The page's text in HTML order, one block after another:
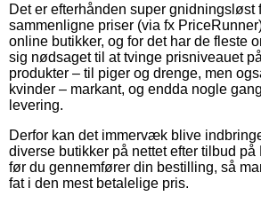
Det er efterhånden super gnidningsløst
sammenligne priser (via fx
online butikker, og for det har de fleste
sig nødsaget til at tvinge prisniveauet
produkter – til piger og drenge, men
kvinder – markant, og endda nogle
levering.
Derfor kan det immervæk blive
diverse butikker på nettet efter tilbud
før du gennemfører din bestilling, så
fat i den mest betalelige pris.